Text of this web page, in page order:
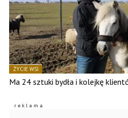
ŻYCIE WSI
Ma 24 sztuki bydła i kolejkę